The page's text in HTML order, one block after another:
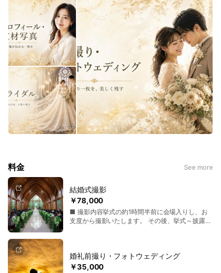
ご予約希望の方は、
「撮影内容・ご希望日時・お名前」をお送りください。
クレジットカード・電子マネー・QRコード決済もご利用
いただけます。
料金 See more
￥78,000
結婚式撮影
■ 撮影内容挙式の約1時間半前に会場入りし、お
支度から撮影いたします。 その後、挙式～披露宴
日の内容で変動し、約800～1200枚程度です。 ■
データのお渡し全カットRAW編集後に、Webサー
￥35,000
婚礼前撮り・フォトウェディング